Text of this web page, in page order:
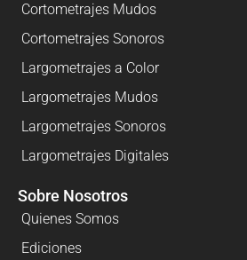
Cortometrajes Mudos
Cortometrajes Sonoros
Largometrajes a Color
Largometrajes Mudos
Largometrajes Sonoros
Largometrajes Digitales
Sobre Nosotros
Quienes Somos
Ediciones